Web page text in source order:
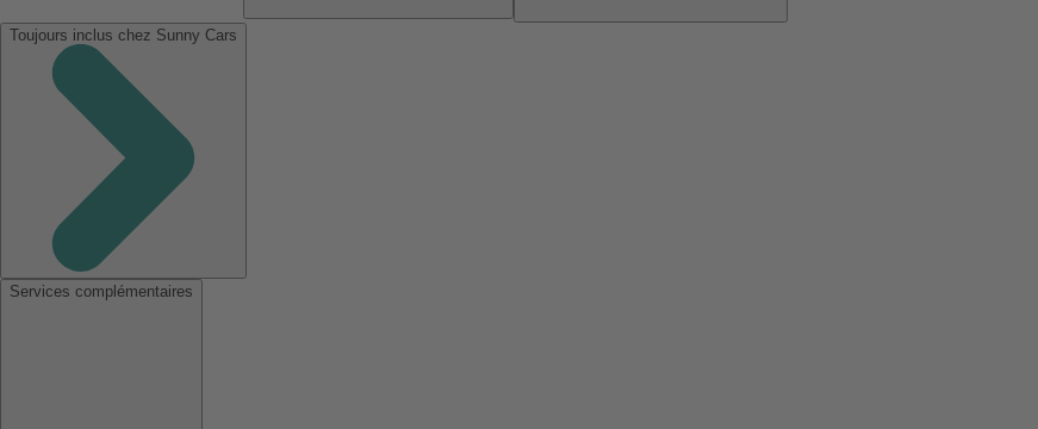
Toujours inclus chez Sunny Cars
Services complémentaires